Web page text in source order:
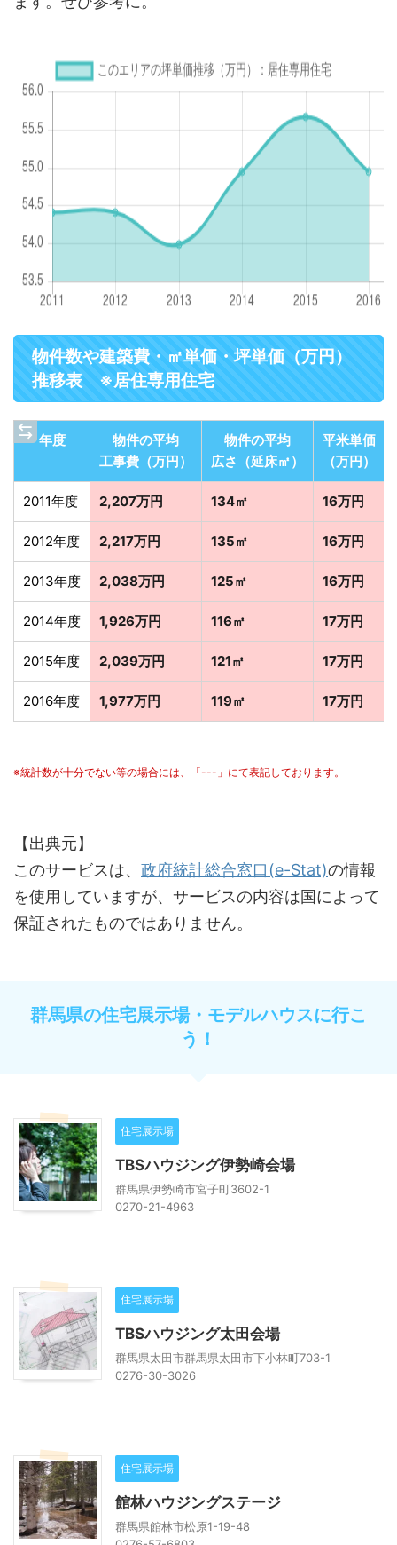
物件数や建築費・㎡単価・坪単価（万円）
推移表 ※居住専用住宅
年度
物件の平均
工事費（万円）
物件の平均
広さ（延床㎡）
平米単価
（万円）
2011年度 2,207万円 134㎡ 16万円
2012年度 2,217万円 135㎡ 16万円
2013年度 2,038万円 125㎡ 16万円
2014年度 1,926万円 116㎡ 17万円
2015年度 2,039万円 121㎡ 17万円
2016年度 1,977万円 119㎡ 17万円
※統計数が十分でない等の場合には、「---」にて表記しております。
【出典元】
このサービスは、 政府統計総合窓口(e-Stat)の情報
を使用していますが、サービスの内容は国によって
保証されたものではありません。
群馬県の住宅展示場・モデルハウスに行こ
う！
住宅展示場
TBSハウジング伊勢崎会場
群馬県伊勢崎市宮子町3602-1
0270-21-4963
住宅展示場
TBSハウジング太田会場
群馬県太田市群馬県太田市下小林町703-1
0276-30-3026
住宅展示場
館林ハウジングステージ
群馬県館林市松原1-19-48